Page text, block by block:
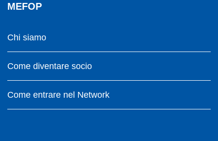
MEFOP
Chi siamo
Come diventare socio
Come entrare nel Network